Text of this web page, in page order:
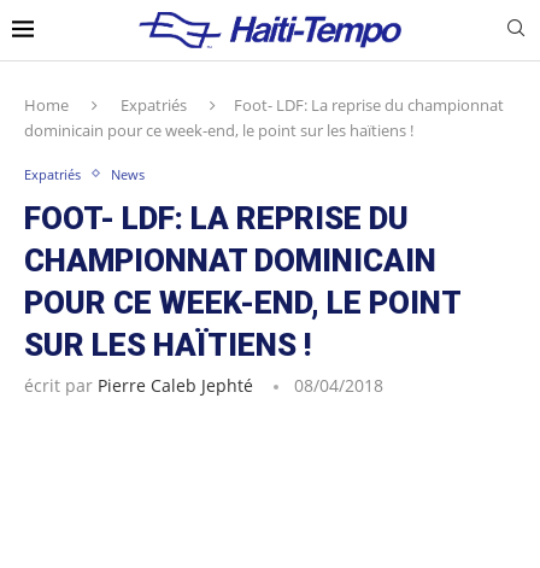
Home Expatriés
Foot- LDF: La reprise du championnat
dominicain pour ce week-end, le point sur les haïtiens !
Expatriés News
FOOT- LDF: LA REPRISE DU
CHAMPIONNAT DOMINICAIN
POUR CE WEEK-END, LE POINT
SUR LES HAÏTIENS !
écrit par Pierre Caleb Jephté 08/04/2018